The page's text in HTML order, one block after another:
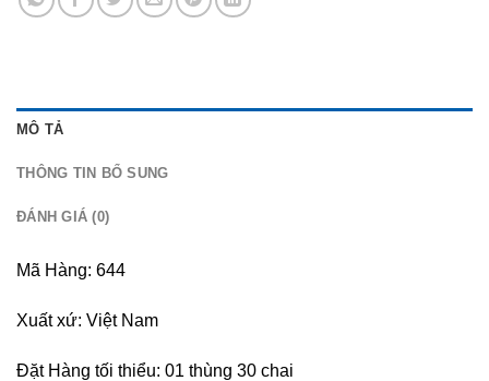
MÔ TẢ
THÔNG TIN BỔ SUNG
ĐÁNH GIÁ (0)
Mã Hàng: 644
Xuất xứ: Việt Nam
Đặt Hàng tối thiểu: 01 thùng 30 chai